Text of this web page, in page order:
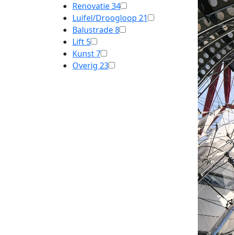
Renovatie34
Luifel/Droogloop 21
Balustrade8
Lift 5
Kunst7
Overig 23